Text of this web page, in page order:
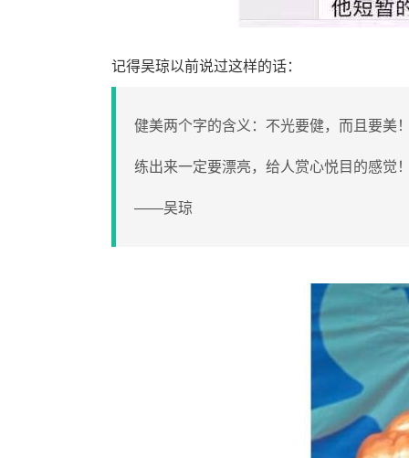
记得吴琼以前说过这样的话：
健美两个字的含义：不光要健，而且要美
练出来一定要漂亮，给人赏心悦目的感觉
——吴琼